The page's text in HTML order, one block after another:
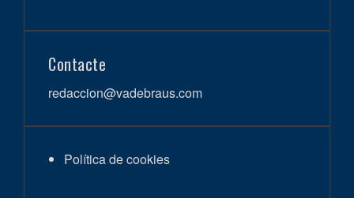
Contacte
redaccion@vadebraus.com
Política de cookies